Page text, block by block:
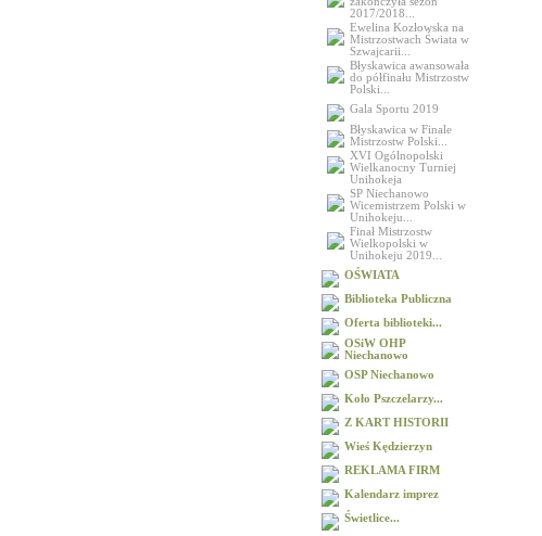
2017/2018...
Ewelina Kozłowska na
Mistrzostwach Świata w
Szwajcarii...
Błyskawica awansowała
do półfinału Mistrzostw
Polski...
Gala Sportu 2019
Błyskawica w Finale
Mistrzostw Polski...
XVI Ogólnopolski
Wielkanocny Turniej
Unihokeja
SP Niechanowo
Wicemistrzem Polski w
Unihokeju...
Finał Mistrzostw
Wielkopolski w
Unihokeju 2019...
OŚWIATA
Biblioteka Publiczna
Oferta biblioteki...
OSiW OHP
Niechanowo
OSP Niechanowo
Koło Pszczelarzy...
Z KART HISTORII
Wieś Kędzierzyn
REKLAMA FIRM
Kalendarz imprez
Świetlice...